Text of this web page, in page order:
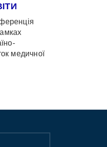
медичної